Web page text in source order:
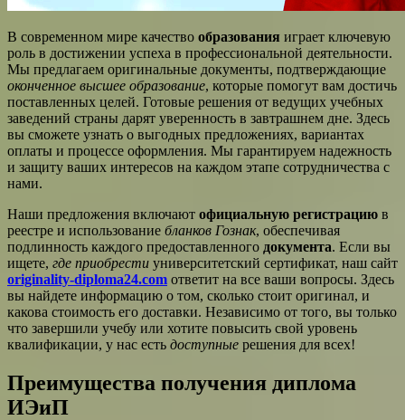
В современном мире качество образования играет ключевую
роль в достижении успеха в профессиональной деятельности.
Мы предлагаем оригинальные документы, подтверждающие
оконченное высшее образование, которые помогут вам достичь
поставленных целей. Готовые решения от ведущих учебных
заведений страны дарят уверенность в завтрашнем дне. Здесь
вы сможете узнать о выгодных предложениях, вариантах
оплаты и процессе оформления. Мы гарантируем надежность
и защиту ваших интересов на каждом этапе сотрудничества с
нами.
Наши предложения включают официальную регистрацию в
реестре и использование бланков Гознак, обеспечивая
подлинность каждого предоставленного документа. Если вы
ищете, где приобрести университетский сертификат, наш сайт
originality-diploma24.com ответит на все ваши вопросы. Здесь
вы найдете информацию о том, сколько стоит оригинал, и
какова стоимость его доставки. Независимо от того, вы только
что завершили учебу или хотите повысить свой уровень
квалификации, у нас есть доступные решения для всех!
Преимущества получения диплома
ИЭиП